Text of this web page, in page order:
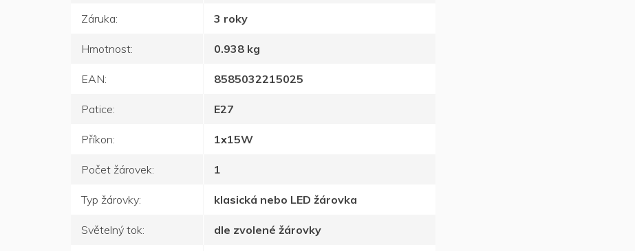
Záruka: 3 roky
Hmotnost: 0.938 kg
EAN: 8585032215025
Patice: E27
Příkon: 1x15W
Počet žárovek: 1
Typ žárovky: klasická nebo LED žárovka
Světelný tok: dle zvolené žárovky